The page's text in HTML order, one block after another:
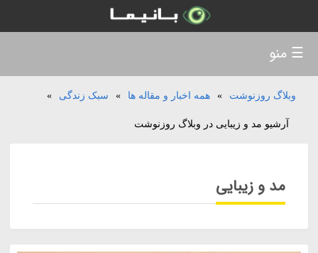
وبلاگ روزنوشت » همه اخبار و مقاله ها » سبک زندگی »
آرشیو مد و زیبایی در وبلاگ روزنوشت
مد و زیبایی
☰ منو